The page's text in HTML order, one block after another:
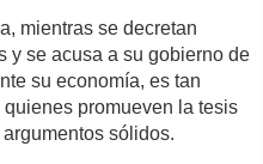
mientras se decretan
y se acusa a su gobierno de
su economía, es tan
promueven la tesis
sólidos.